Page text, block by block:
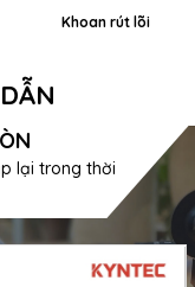
Khoan rút lõi
lại trong thời